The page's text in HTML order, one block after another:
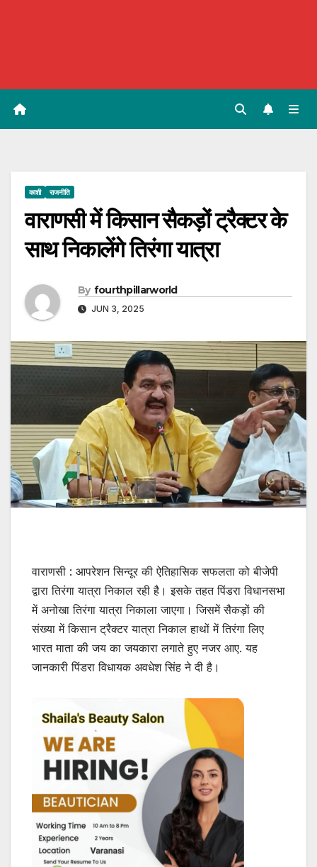
काशी राजनीति
वाराणसी में किसान सैकड़ों ट्रैक्टर के
साथ निकालेंगे तिरंगा यात्रा
By fourthpillarworld
JUN 3, 2025
वाराणसी : आपरेशन सिन्दूर की ऐतिहासिक सफलता को बीजेपी
द्वारा तिरंगा यात्रा निकाल रही है। इसके तहत पिंडरा विधानसभा
में अनोखा तिरंगा यात्रा निकाला जाएगा। जिसमें सैकड़ों की
संख्या में किसान ट्रैक्टर यात्रा निकाल हाथों में तिरंगा लिए
भारत माता की जय का जयकारा लगाते हुए नजर आए. यह
जानकारी पिंडरा विधायक अवधेश सिंह ने दी है।